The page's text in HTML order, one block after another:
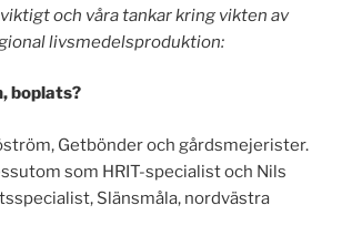
och våra tankar kring vikten av
livsmedelsproduktion:
boplats?
Getbönder och gårdsmejerister.
som HRIT-specialist och Nils
Slänsmåla, nordvästra